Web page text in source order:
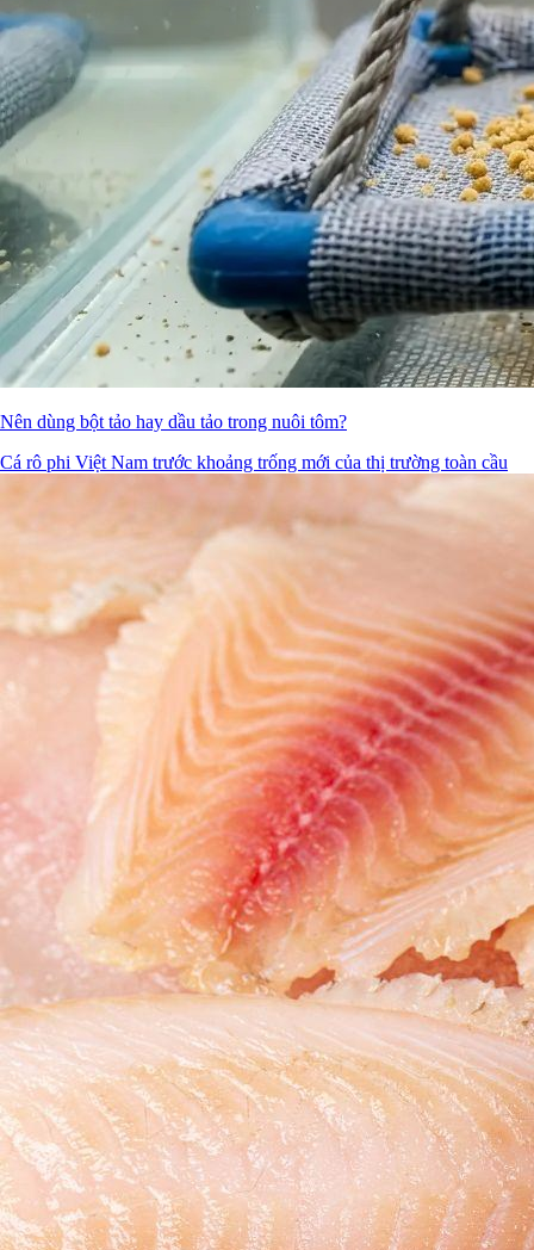
Nên dùng bột tảo hay dầu tảo trong nuôi tôm?
Cá rô phi Việt Nam trước khoảng trống mới của thị trường toàn cầu